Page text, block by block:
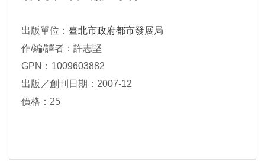
出版單位： 臺北市政府都市發展局
作/編/譯者：許志堅
GPN：1009603882
出版／創刊日期：2007-12
價格：25